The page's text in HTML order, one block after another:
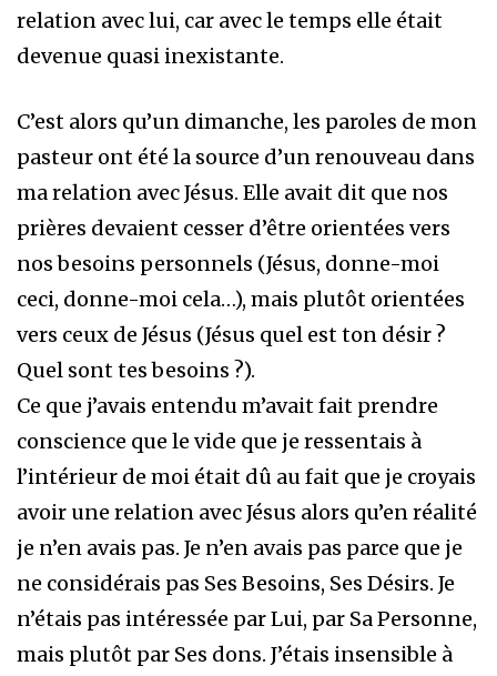
relation avec lui, car avec le temps elle était
devenue quasi inexistante.
C’est alors qu’un dimanche, les paroles de mon
pasteur ont été la source d’un renouveau dans
ma relation avec Jésus. Elle avait dit que nos
prières devaient cesser d’être orientées vers
nos besoins personnels (Jésus, donne-moi
ceci, donne-moi cela…​), mais plutôt orientées
vers ceux de Jésus (Jésus quel est ton désir ?
Quel sont tes besoins ?).
Ce que j’avais entendu m’avait fait prendre
conscience que le vide que je ressentais à
l’intérieur de moi était dû au fait que je croyais
avoir une relation avec Jésus alors qu’en réalité
je n’en avais pas. Je n’en avais pas parce que je
ne considérais pas Ses Besoins, Ses Désirs. Je
n’étais pas intéressée par Lui, par Sa Personne,
mais plutôt par Ses dons. J’étais insensible à